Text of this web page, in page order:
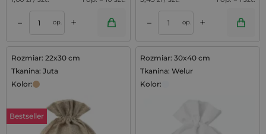
– op. + – op. +
Rozmiar: 22x30 cm
Tkanina: Juta
Kolor:
Bestseller
Rozmiar: 30x40 cm
Tkanina: Welur
Kolor: